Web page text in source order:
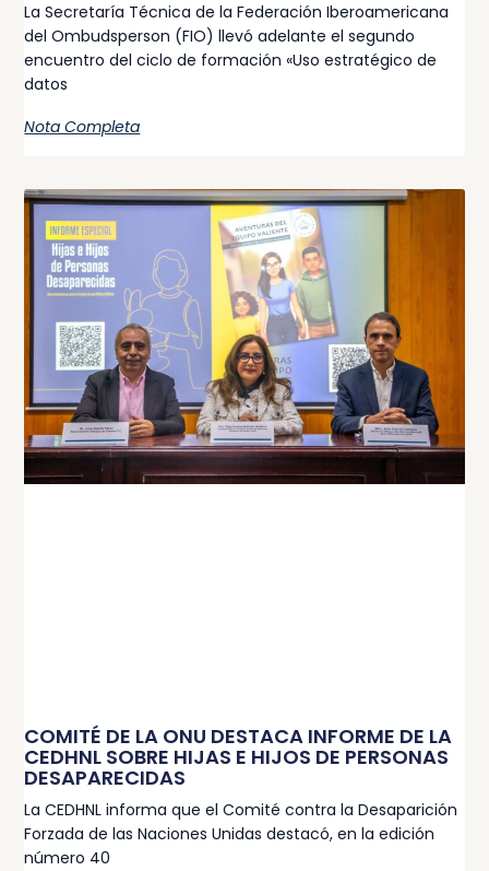
La Secretaría Técnica de la Federación Iberoamericana
del Ombudsperson (FIO) llevó adelante el segundo
encuentro del ciclo de formación «Uso estratégico de
datos
Nota Completa
COMITÉ DE LA ONU DESTACA INFORME DE LA
CEDHNL SOBRE HIJAS E HIJOS DE PERSONAS
DESAPARECIDAS
La CEDHNL informa que el Comité contra la Desaparición
Forzada de las Naciones Unidas destacó, en la edición
número 40